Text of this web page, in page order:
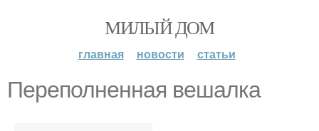
МИЛЫЙ ДОМ
главная новости статьи
Переполненная вешалка